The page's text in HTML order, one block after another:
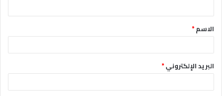
ق
*الاسم*
البريد الإلكتروني*